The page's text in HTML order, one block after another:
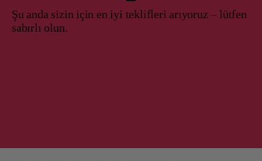
Şu anda sizin için en iyi teklifleri arıyoruz – lütfen
sabırlı olun.